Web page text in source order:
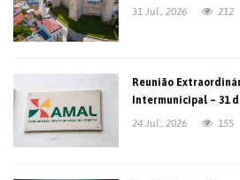
31 Jul., 2026
212
Reunião
Intermunicipal – 31
24 Jul., 2026
155